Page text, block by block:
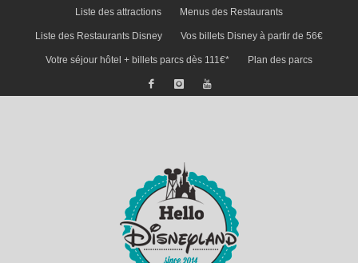
Liste des attractions Menus des Restaurants
Liste des Restaurants Disney Vos billets Disney à partir de 56€
Votre séjour hôtel + billets parcs dès 111€* Plan des parcs